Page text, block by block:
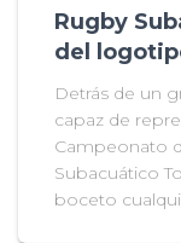
Rugby
del
Detrás de un
capaz de
Campeonato
Subacuático
boceto